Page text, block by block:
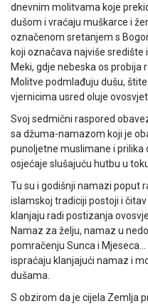
dnevnim molitvama koje
dušom i vraćaju muškarce i
označenom sretanjem s
koji označava najviše
Meki, gdje nebeska os probija
Molitve podmlađuju dušu,
vjernicima usred oluje
Svoj sedmični raspored
sa džuma-namazom koji je
punoljetne muslimane i prilika
osjećaje slušajuću hutbu u
Tu su i godišnji namazi poput
islamskoj tradiciji postoji i
klanjaju radi postizanja
Namaz za želju, namaz u
pomračenju Sunca i
ispraćaju klanjajući namaz i
dušama.
S obzirom da je cijela Zemlja